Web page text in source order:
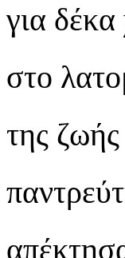
για
στο
της